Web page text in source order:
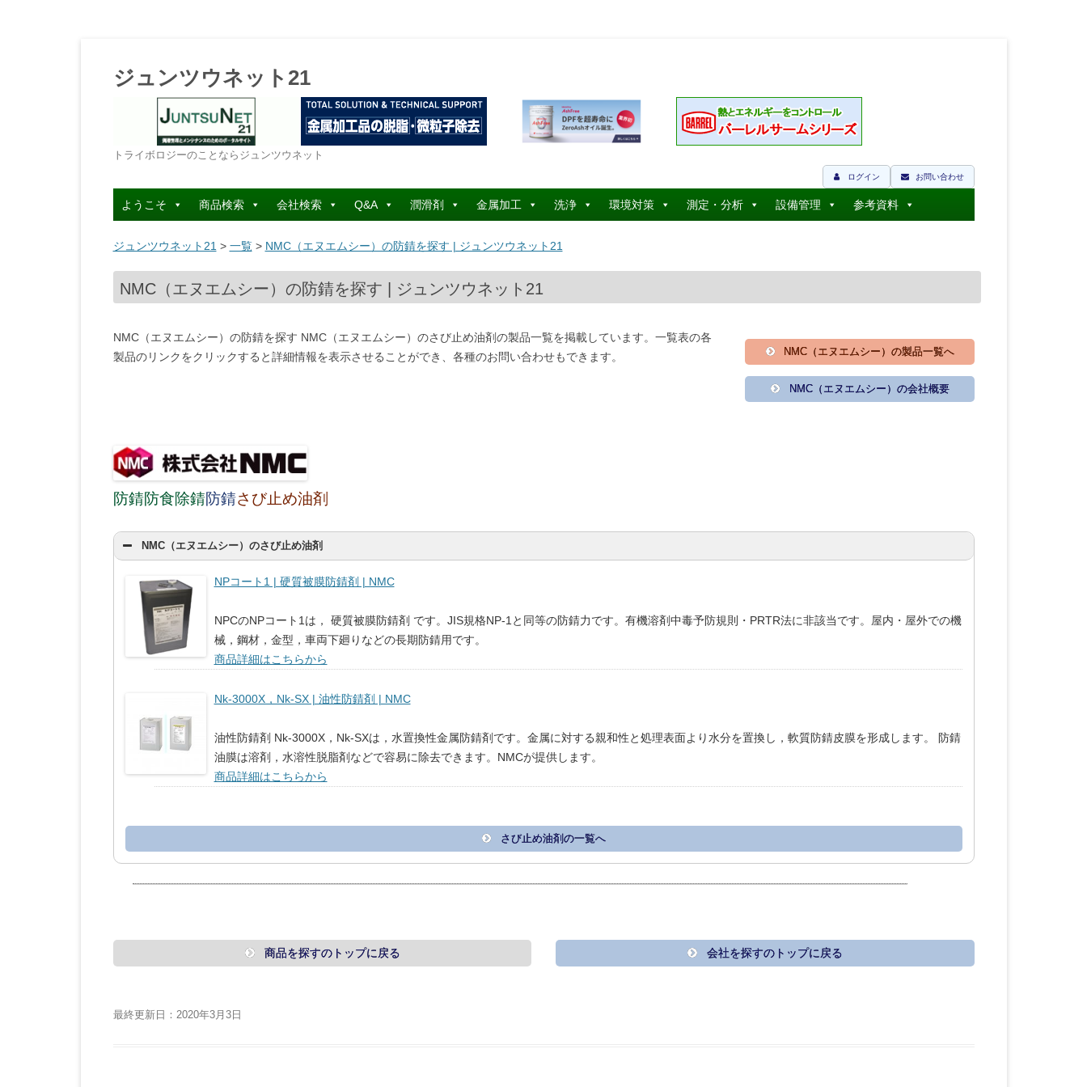
ジュンツウネット21
トライボロジーのことならジュンツウネット
お問い合わせ
ログイン
コ
ン
テ
ン
へ
キ
ッ
プ
ようこそ 商品検索 会社検索 Q&A 潤滑剤 金属加工 洗浄 環境対策 測定・分析 設備管理 参考資料
ジュンツウネット21 > 一覧> NMC（エヌエムシー）の防錆を探す | ジュンツウネット21
NMC（エヌエムシー）の防錆を探す | ジュンツウネット21
NMC（エヌエムシー）の防錆を探す NMC（エヌエムシー）のさび止め油剤の製品一覧を掲載しています。一覧表の各
製品のリンクをクリックすると詳細情報を表示させることができ、各種のお問い合わせもできます。
NMC（エヌエムシー）の製品一覧へ
NMC（エヌエムシー）の会社概要
防錆防食除錆防錆さび止め油剤
NMC（エヌエムシー）のさび止め油剤
NPコート1 | 硬質被膜防錆剤 | NMC
NPCのNPコート1は， 硬質被膜防錆剤 です。JIS規格NP-1と同等の防錆力です。有機溶剤中毒予防規則・PRTR法に非該当です。屋内・屋外での機
械，鋼材，金型，車両下廻りなどの長期防錆用です。
商品詳細はこちらから
Nk-3000X，Nk-SX | 油性防錆剤 | NMC
油性防錆剤 Nk-3000X，Nk-SXは，水置換性金属防錆剤です。金属に対する親和性と処理表面より水分を置換し，軟質防錆皮膜を形成します。 防錆
油膜は溶剤，水溶性脱脂剤などで容易に除去できます。NMCが提供します。
商品詳細はこちらから
さび止め油剤の一覧へ
商品を探すのトップに戻る 会社を探すのトップに戻る
最終更新日：2020年3月3日